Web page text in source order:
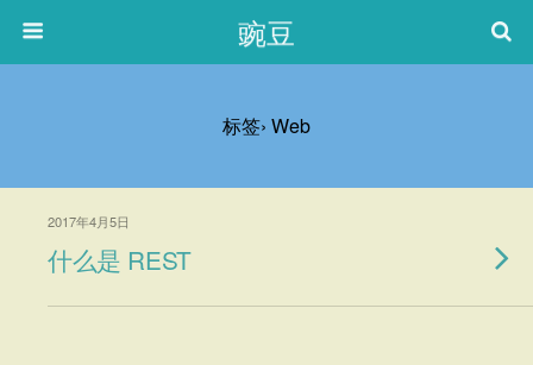
豌豆
标签› Web
2017年4月5日
什么是 REST